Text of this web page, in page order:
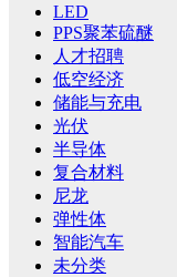
LED
PPS聚苯硫醚
人才招聘
低空经济
储能与充电
光伏
半导体
复合材料
尼龙
弹性体
智能汽车
未分类